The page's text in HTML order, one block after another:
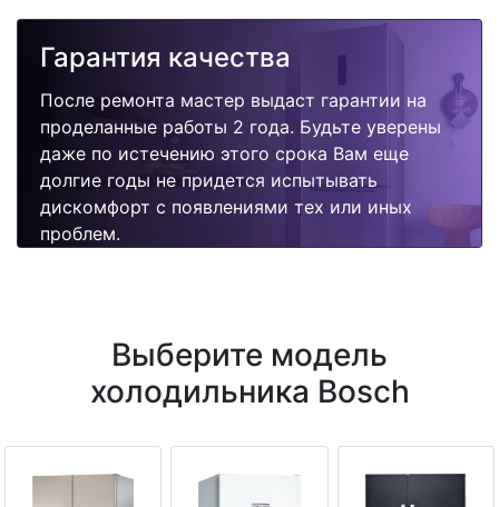
Гарантия качества
После ремонта мастер выдаст гарантии на
проделанные работы 2 года. Будьте уверены
даже по истечению этого срока Вам еще
долгие годы не придется испытывать
дискомфорт с появлениями тех или иных
проблем.
Выберите модель
холодильника Bosch